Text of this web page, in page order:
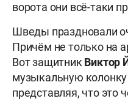
ворота они всё-таки
Шведы праздновали
Причём не только на
Вот защитникВиктор
музыкальную колонку
представляя, что это